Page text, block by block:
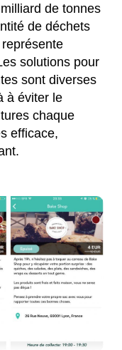
de tonnes
de déchets
solutions pour
sont diverses
à éviter le
chaque
efficace,